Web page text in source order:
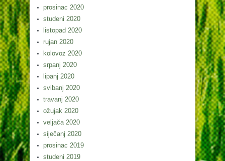
prosinac 2020
studeni 2020
listopad 2020
rujan 2020
kolovoz 2020
srpanj 2020
lipanj 2020
svibanj 2020
travanj 2020
ožujak 2020
veljača 2020
siječanj 2020
prosinac 2019
studeni 2019